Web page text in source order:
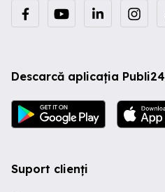
Descarcă aplicația Publi24
Suport clienți